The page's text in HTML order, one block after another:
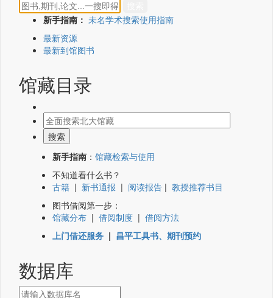
新手指南： 未名学术搜索使用指南
最新资源
最新到馆图书
馆藏目录
新手指南 ： 馆藏检索与使用
不知道看什么书？
古籍 | 新书通报 | 阅读报告 | 教授推荐书目
图书借阅第一步：
馆藏分布 | 借阅制度 | 借阅方法
上门借还服务 | 昌平工具书、期刊预约
数据库